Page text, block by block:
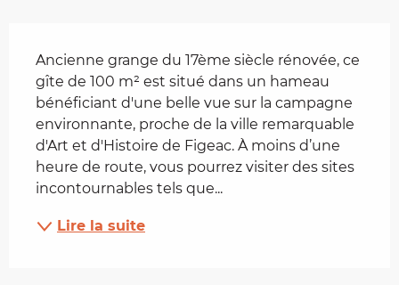
Ancienne grange du 17ème siècle rénovée, ce
gîte de 100 m² est situé dans un hameau
bénéficiant d'une belle vue sur la campagne
environnante, proche de la ville remarquable
d'Art et d'Histoire de Figeac. À moins d’une
heure de route, vous pourrez visiter des sites
incontournables tels que...
Lire la suite